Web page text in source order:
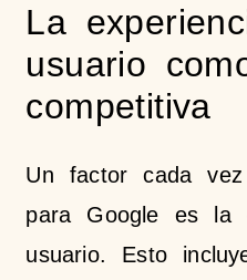
La
usuario
competitiva
Un factor cada
para Google es la
usuario. Esto